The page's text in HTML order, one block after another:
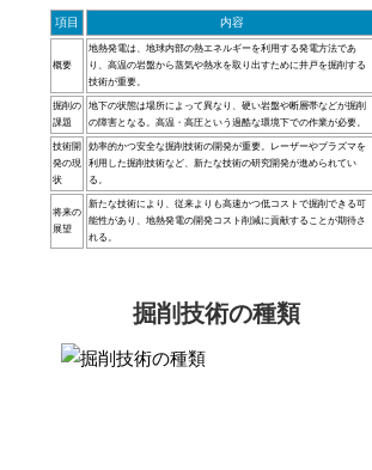
項目 内容
概要
地熱発電は、地球内部の熱エネルギーを利用する発電方法であ
り、高温の岩盤から蒸気や熱水を取り出すために井戸を掘削する
技術が重要。
掘削の
課題
地下の状態は場所によって異なり、硬い岩盤や断層帯などが掘削
の障害となる。高温・高圧という過酷な環境下での作業が必要。
技術開
発の現
状
効率的かつ安全な掘削技術の開発が重要。レーザーやプラズマを
利用した掘削技術など、新たな技術の研究開発が進められてい
る。
将来の
展望
新たな技術により、従来よりも高速かつ低コストで掘削できる可
能性があり、地熱発電の開発コスト削減に貢献することが期待さ
れる。
掘削技術の種類